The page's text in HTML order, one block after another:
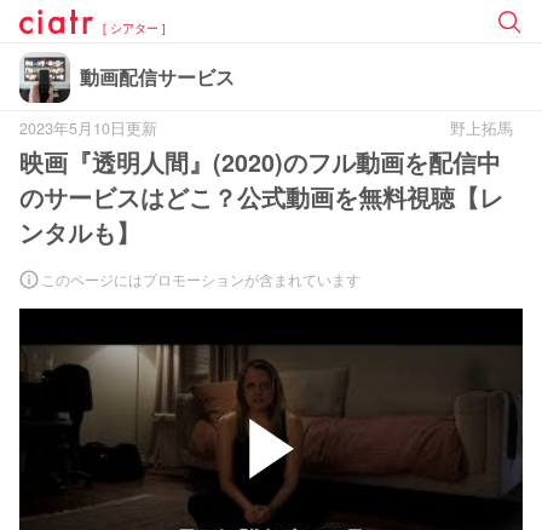
[ シアター ]
動画配信サービス
2023年5月10日更新 野上拓馬
映画『透明人間』(2020)のフル動画を配信中
のサービスはどこ？公式動画を無料視聴【レ
ンタルも】
このページにはプロモーションが含まれています